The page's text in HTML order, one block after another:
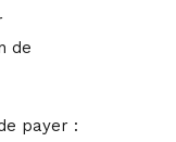
de
payer :